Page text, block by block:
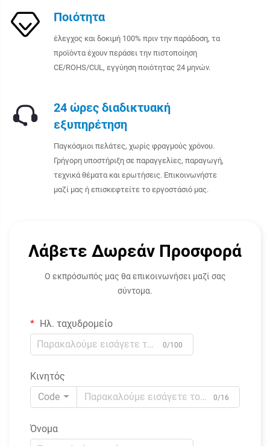
Ποιότητα
έλεγχος και δοκιμή 100% πριν την παράδοση, τα
προϊόντα έχουν περάσει την πιστοποίηση
CE/ROHS/CUL, εγγύηση ποιότητας 24 μηνών.
24 ώρες διαδικτυακή
εξυπηρέτηση
Παγκόσμιοι πελάτες, χωρίς φραγμούς χρόνου.
Γρήγορη υποστήριξη σε παραγγελίες, παραγωγή,
τεχνικά θέματα και ερωτήσεις. Επικοινωνήστε
μαζί μας ή επισκεφτείτε το εργοστάσιό μας.
Λάβετε Δωρεάν Προσφορά
Ο εκπρόσωπός μας θα επικοινωνήσει μαζί σας
σύντομα.
Ηλ. ταχυδρομείο
0/100
Κινητός
Code
0/16
Όνομα